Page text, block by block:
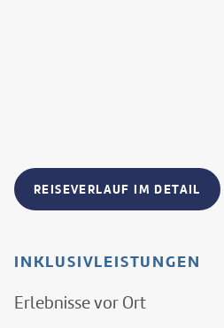
REISEVERLAUF IM DETAIL
INKLUSIVLEISTUNGEN
Erlebnisse vor Ort